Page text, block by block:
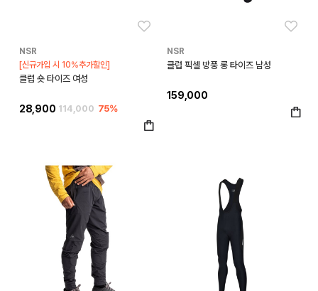
NSR
[신규가입 시 10%추가할인]
클럽 숏 타이즈 여성
28,900 114,000 75%
NSR
클럽 픽셀 방풍 롱 타이즈 남성
159,000